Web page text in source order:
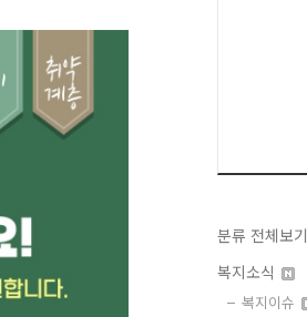
분류 전체보기
복지소식
복지이슈